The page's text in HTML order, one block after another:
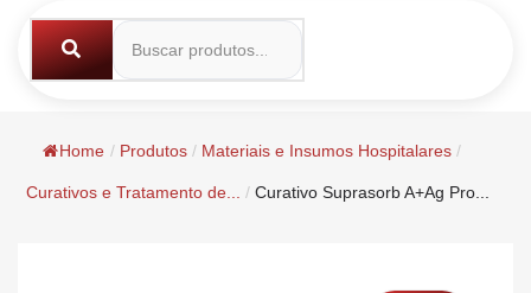
Home / Produtos / Materiais e Insumos Hospitalares /
Curativos e Tratamento de... / Curativo Suprasorb A+Ag Pro...